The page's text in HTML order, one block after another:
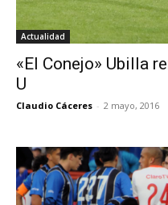
Actualidad
«El Conejo» Ubilla
U
Claudio Cáceres - 2 mayo, 2016